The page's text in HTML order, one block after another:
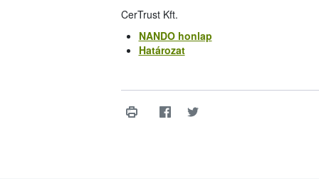
CerTrust Kft.
NANDO honlap
Határozat